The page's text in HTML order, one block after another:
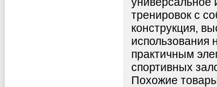
тренировок с
конструкция,
использования
практичным
спортивных
Похожие